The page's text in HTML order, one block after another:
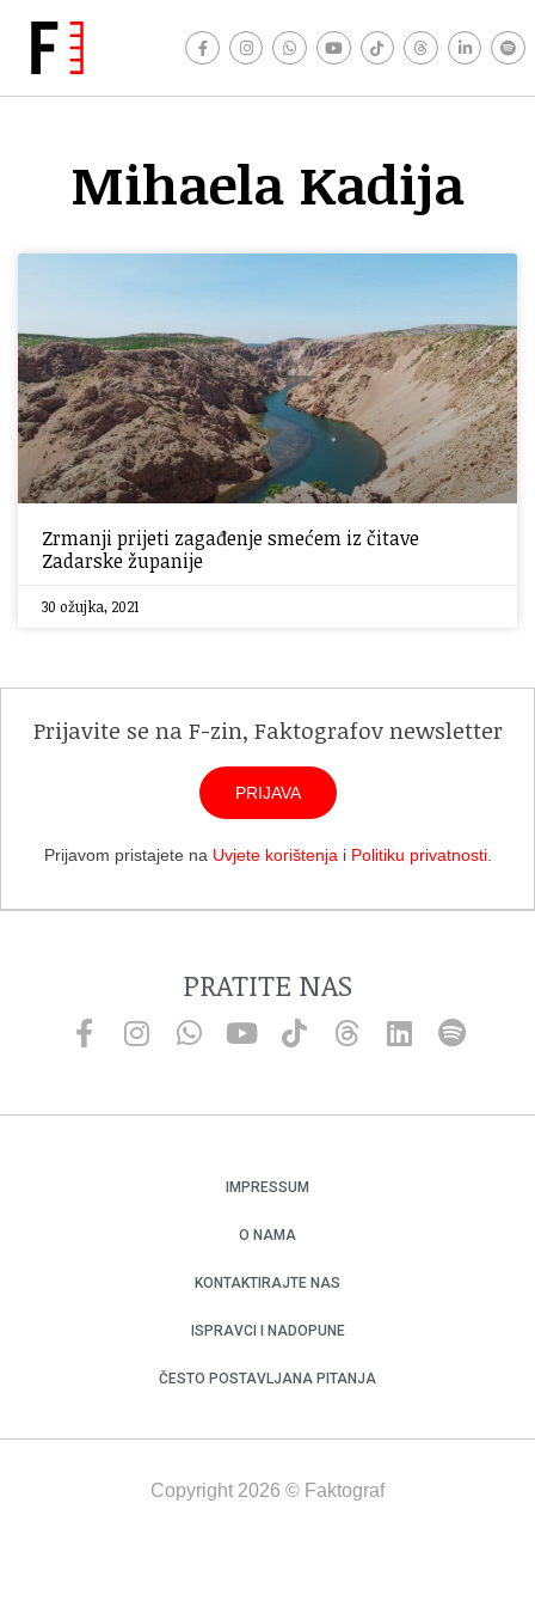
Mihaela Kadija
Zrmanji prijeti zagađenje smećem iz čitave
Zadarske županije
30 ožujka, 2021
Prijavite se na F-zin, Faktografov newsletter
PRIJAVA
Prijavom pristajete na Uvjete korištenja i Politiku privatnosti.
PRATITE NAS
IMPRESSUM
O NAMA
KONTAKTIRAJTE NAS
ISPRAVCI I NADOPUNE
ČESTO POSTAVLJANA PITANJA
Copyright 2026 © Faktograf